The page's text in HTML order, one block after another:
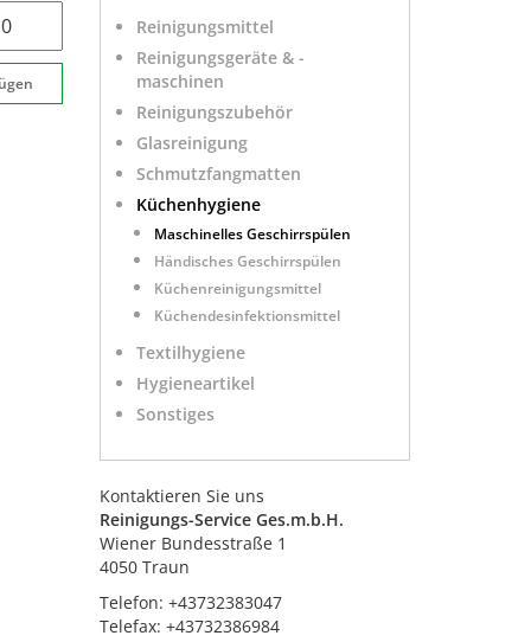
Reinigungsmittel
Reinigungsgeräte & -
maschinen
Reinigungszubehör
Glasreinigung
Schmutzfangmatten
Küchenhygiene
Maschinelles Geschirrspülen
Händisches Geschirrspülen
Küchenreinigungsmittel
Küchendesinfektionsmittel
Textilhygiene
Hygieneartikel
Sonstiges
Kontaktieren Sie uns
Reinigungs-Service Ges.m.b.H.
Wiener Bundesstraße 1
4050 Traun
Telefon: +43732383047
Telefax: +43732386984